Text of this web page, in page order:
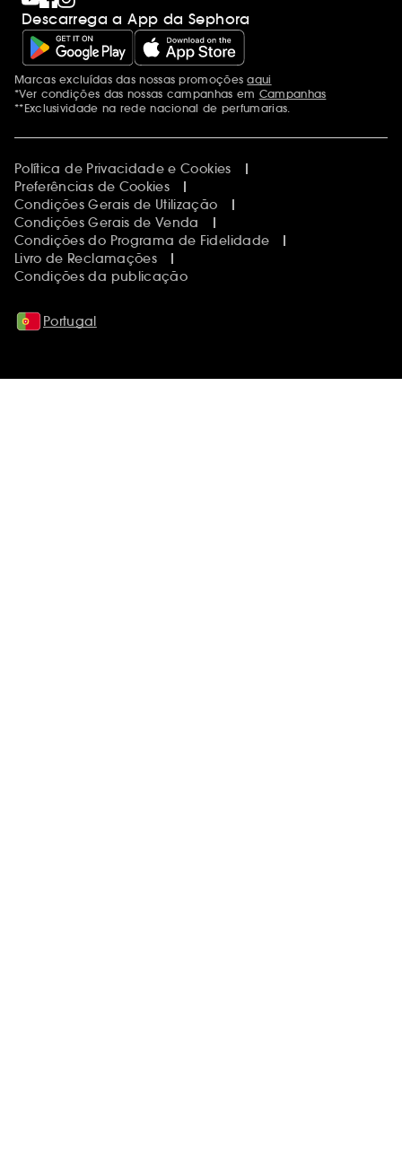
Descarrega a App da Sephora
Menções adicionais
Marcas excluídas das nossas promoçõesaqui
*Ver condições das nossas campanhas em Campanhas
**Exclusividade na rede nacional de perfumarias.
Política de Privacidade e Cookies
Preferências de Cookies
Condições Gerais de Utilização
Condições Gerais de Venda
Condições do Programa de Fidelidade
Livro de Reclamações
Condições da publicação
Portugal